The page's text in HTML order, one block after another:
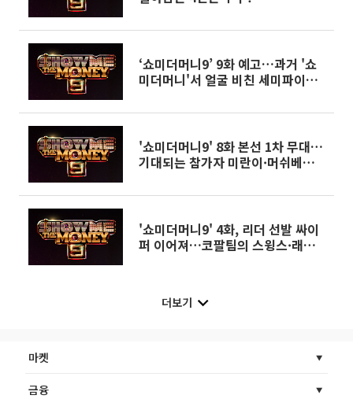
‘쇼미더머니9’ 9화 예고…과거 '쇼
미더머니'서 얼굴 비친 세미파이널
'쇼미더머니9' 8화 본선 1차 무대…
기대되는 참가자 미란이·머쉬베놈·
'쇼미더머니9' 4화, 리더 선발 싸이
퍼 이어져…코팔팀의 스윙스·래원·
더보기
마켓
금융